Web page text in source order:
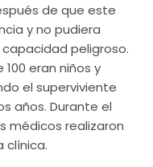
de que este
y no pudiera
peligroso.
eran niños y
el superviviente
años. Durante el
médicos realizaron
clínica.